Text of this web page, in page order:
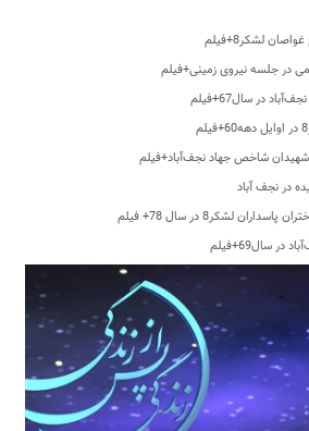
لشکر8+فیلم
در جلسه نیروی زمینی+فیلم
در سال67+فیلم
شهیدان شاخص جهاد نجف‌آباد+فیلم
در نجف آباد
لشکر8 در سال 78+ فیلم
سال69+فیلم